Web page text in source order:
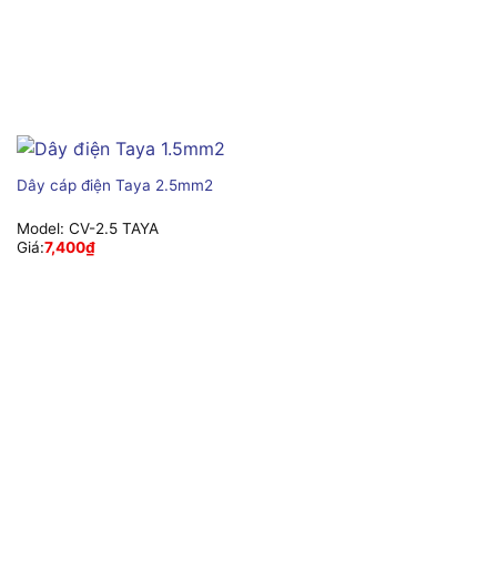
Dây cáp điện Taya 2.5mm2
Model: CV-2.5 TAYA
Giá:7,400₫